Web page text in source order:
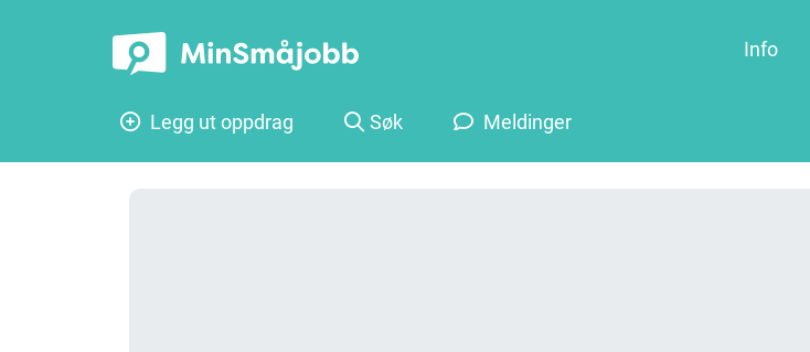
Info
Legg ut oppdrag Søk Meldinger